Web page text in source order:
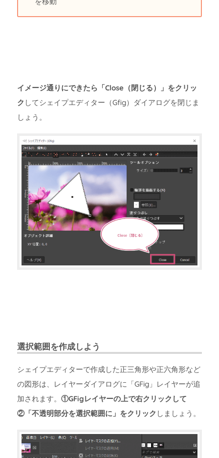
イメージ通りにできたら「Close（閉じる）」をクリッ
ク してシェイプエディター（Gfig）ダイアログを閉じま
しょう。
選択範囲を作成しよう
シェイプエディターで作成した正三角形や正六角形など
の図形は、レイヤーダイアログに「GFig」レイヤーが追
加されます。 ①GFigレイヤーの上で右クリックして
②「不透明部分を選択範囲に」をクリック しましょう。